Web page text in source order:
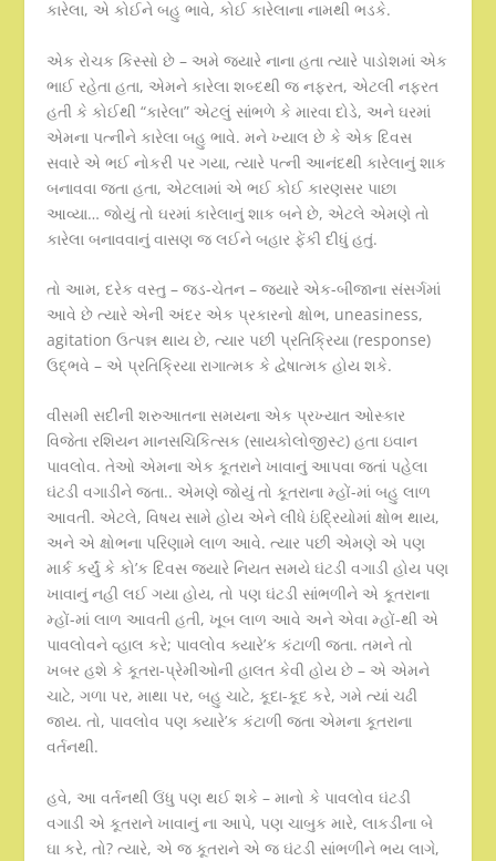
કારેલા, એ કોઈને બહુ ભાવે, કોઈ કારેલાના નામથી ભડકે.
એક રોચક કિસ્સો છે – અમે જ્યારે નાના હતા ત્યારે પાડોશમાં એક
ભાઈ રહેતા હતા, એમને કારેલા શબ્દથી જ નફરત, એટલી નફરત
હતી કે કોઈથી “કારેલા” એટલું સાંભળે કે મારવા દોડે, અને ઘરમાં
એમના પત્નીને કારેલા બહુ ભાવે. મને ખ્યાલ છે કે એક દિવસ
સવારે એ ભઈ નોકરી પર ગયા, ત્યારે પત્ની આનંદથી કારેલાનું શાક
બનાવવા જતા હતા, એટલામાં એ ભઈ કોઈ કારણસર પાછા
આવ્યા… જોયું તો ઘરમાં કારેલાનું શાક બને છે, એટલે એમણે તો
કારેલા બનાવવાનું વાસણ જ લઈને બહાર ફેંકી દીધું હતું.
તો આમ, દરેક વસ્તુ – જડ-ચેતન – જ્યારે એક-બીજાના સંસર્ગમાં
આવે છે ત્યારે એની અંદર એક પ્રકારનો ક્ષોભ, uneasiness,
agitation ઉત્પન્ન થાય છે, ત્યાર પછી પ્રતિક્રિયા (response)
ઉદ્ભવે – એ પ્રતિક્રિયા રાગાત્મક કે દ્વેષાત્મક હોય શકે.
વીસમી સદીની શરુઆતના સમયના એક પ્રખ્યાત ઓસ્કાર
વિજેતા રશિયન માનસચિકિત્સક (સાયકોલોજીસ્ટ) હતા ઇવાન
પાવલોવ. તેઓ એમના એક કૂતરાને ખાવાનું આપવા જતાં પહેલા
ઘંટડી વગાડીને જતા.. એમણે જોયું તો કૂતરાના મ્હોં-માં બહુ લાળ
આવતી. એટલે, વિષય સામે હોય એને લીધે ઇંદ્રિયોમાં ક્ષોભ થાય,
અને એ ક્ષોભના પરિણામે લાળ આવે. ત્યાર પછી એમણે એ પણ
માર્ક કર્યું કે કો’ક દિવસ જ્યારે નિયત સમયે ઘંટડી વગાડી હોય પણ
ખાવાનું નહી લઈ ગયા હોય, તો પણ ઘંટડી સાંભળીને એ કૂતરાના
મ્હોં-માં લાળ આવતી હતી, ખૂબ લાળ આવે અને એવા મ્હોં-થી એ
પાવલોવને વ્હાલ કરે; પાવલોવ ક્યારે’ક કંટાળી જતા. તમને તો
ખબર હશે કે કૂતરા-પ્રેમીઓની હાલત કેવી હોય છે – એ એમને
ચાટે, ગળા પર, માથા પર, બહુ ચાટે, કૂદા-કૂદ કરે, ગમે ત્યાં ચઢી
જાય. તો, પાવલોવ પણ ક્યારે’ક કંટાળી જતા એમના કૂતરાના
વર્તનથી.
હવે, આ વર્તનથી ઉંધુ પણ થઈ શકે – માનો કે પાવલોવ ઘંટડી
વગાડી એ કૂતરાને ખાવાનું ના આપે, પણ ચાબુક મારે, લાકડીના બે
ઘા કરે, તો? ત્યારે, એ જ કૂતરાને એ જ ઘંટડી સાંભળીને ભય લાગે,